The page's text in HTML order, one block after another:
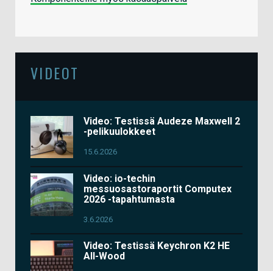
VIDEOT
Video: Testissä Audeze Maxwell 2
-pelikuulokkeet
15.6.2026
Video: io-techin
messuosastoraportit Computex
2026 -tapahtumasta
3.6.2026
Video: Testissä Keychron K2 HE
All-Wood